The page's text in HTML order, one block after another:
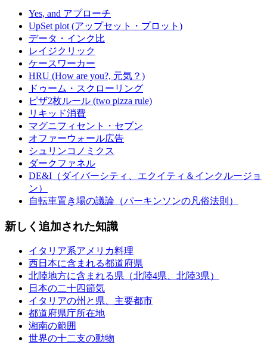
Yes, and アプローチ
UpSet plot (アップセット・プロット)
データ・インク比
レイジクリック
ケースワーカー
HRU (How are you?, 元気？)
ドゥーム・スクローリング
ピザ2枚ルール (two pizza rule)
リキッド消費
マグニフィセント・セブン
オファーウォール広告
シュリンコノミクス
ダークファネル
DE&I（ダイバーシティ、エクイティ＆インクルージョ
ン）
自転車置き場の議論（パーキンソンの凡俗法則）
新しく追加された知識
イタリア系アメリカ料理
西日本に含まれる都道府県
北陸地方に含まれる県（北陸4県、北陸3県）
日本の二十四節気
イタリアの州と県、主要都市
都道府県庁所在地
湘南の範囲
世界の十二支の動物